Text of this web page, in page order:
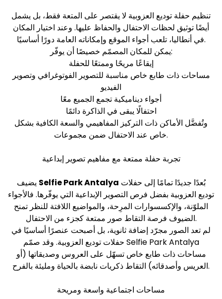
تنظيم حفلة توديع العزوبية لا يقتصر على المتعة فقط، بل يشمل
أيضًا توثيق لحظات الاحتفال والحفاظ عليها. وعند اختيار المكان
في أنطاليا، تلعب أجواء الموقع وإمكاناته العامة دورًا أساسيًا.
يمكن للمكان المصمّم خصيصًا أن يوفّر:
إيقاعًا مريحًا وممتعًا للحفلة
مساحات ذات طابع خاص مناسبة للتصوير الفوتوغرافي وتصوير
الفيديو
أجواء ديناميكية تجمع الجميع معًا
احتفالًا يبقى في الذاكرة دائمًا
وتُفضَّل الأماكن ذات التركيز المفاهيمي والسعة الكافية بشكل
خاص عند الاحتفال ضمن مجموعات.
تجربة حفلة ممتعة مع مفاهيم تصوير إبداعية
يضيف Selfie Park Antalya
توديع العزوبية بفضل فرص التصوير الإبداعية التي يوفّرها. فالأجواء
الملوّنة، والإكسسوارات المرِحة، والمواضيع اللافتة للنظر تمنح
الضيوف فرصة التقاط صور ممتعة كجزء من الاحتفال.
لم تعد الصور مجرّد إضافة ثانوية، بل أصبحت عنصرًا أساسيًا في
حفلات توديع العزوبية. وقد صمّم Selfie Park Antalya
مساحات ذات طابع خاص تسهّل على العروس وصديقاتها (أو
العريس وأصدقائه) التقاط ذكريات نابضة بالحياة ومليئة بالفرح.
مساحات اجتماعية واسعة ومريحة